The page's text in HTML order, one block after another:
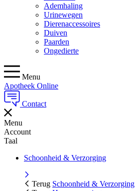
Ademhaling
Urinewegen
Dierenaccessoires
Duiven
Paarden
Ongedierte
Menu
Apotheek Online
Contact
Menu
Account
Taal
Schoonheid & Verzorging
Terug Schoonheid & Verzorging